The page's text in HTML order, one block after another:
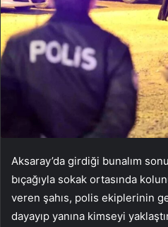
Aksaray’da girdiği bunalım
bıçağıyla sokak ortasında
veren şahıs, polis ekiplerinin
dayayıp yanına kimseyi